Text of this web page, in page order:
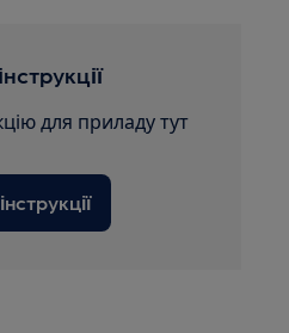
для приладу тут